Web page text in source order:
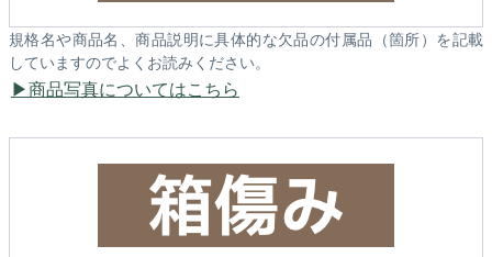
規格名や商品名、商品説明に具体的な欠品の付属品（箇所）を記載
していますのでよくお読みください。
商品写真についてはこちら